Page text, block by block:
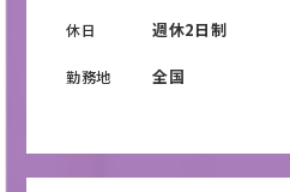
休日
勤務地
週休2日制
全国